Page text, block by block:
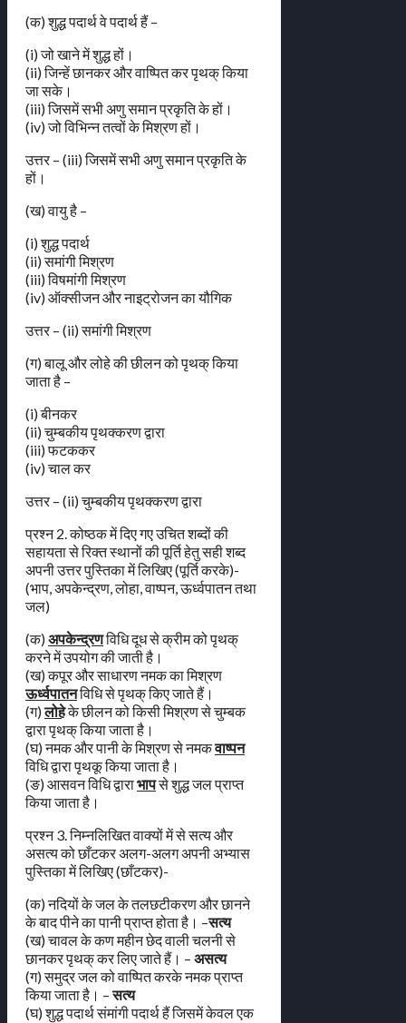
(क) शुद्ध पदार्थ वे पदार्थ हैं –
(i) जो खाने में शुद्ध हों।
(ii) जिन्हें छानकर और वाष्पित कर पृथक् किया
जा सके।
(iii) जिसमें सभी अणु समान प्रकृति के हों।
(iv) जो विभिन्न तत्वों के मिश्रण हों।
उत्तर – (iii) जिसमें सभी अणु समान प्रकृति के
हों।
(ख) वायु है –
(i) शुद्ध पदार्थ
(ii) समांगी मिश्रण
(iii) विषमांगी मिश्रण
(iv) ऑक्सीजन और नाइट्रोजन का यौगिक
उत्तर – (ii) समांगी मिश्रण
(ग) बालू और लोहे की छीलन को पृथक् किया
जाता है –
(i) बीनकर
(ii) चुम्बकीय पृथक्करण द्वारा
(iii) फटककर
(iv) चाल कर
उत्तर – (ii) चुम्बकीय पृथक्करण द्वारा
प्रश्न 2. कोष्ठक में दिए गए उचित शब्दों की
सहायता से रिक्त स्थानों की पूर्ति हेतु सही शब्द
अपनी उत्तर पुस्तिका में लिखिए (पूर्ति करके)-
(भाप, अपकेन्द्रण, लोहा, वाष्पन, ऊर्ध्वपातन तथा
जल)
(क)अपकेन्द्रणविधि दूध से क्रीम को पृथक्
करने में उपयोग की जाती है।
(ख) कपूर और साधारण नमक का मिश्रण
ऊर्ध्वपातनविधि से पृथक् किए जाते हैं।
(ग)लोहेके छीलन को किसी मिश्रण से चुम्बक
द्वारा पृथक् किया जाता है।
(घ) नमक और पानी के मिश्रण से नमकवाष्पन
विधि द्वारा पृथकू किया जाता है।
(ङ) आसवन विधि द्वाराभापसे शुद्ध जल प्राप्त
किया जाता है।
प्रश्न 3. निम्नलिखित वाक्यों में से सत्य और
असत्य को छाँटकर अलग-अलग अपनी अभ्यास
पुस्तिका में लिखिए (छाँटकर)-
(क) नदियों के जल के तलछटीकरण और छानने
के बाद पीने का पानी प्राप्त होता है। –सत्य
(ख) चावल के कण महीन छेद वाली चलनी से
छानकर पृथक् कर लिए जाते हैं। – असत्य
(ग) समुद्र जल को वाष्पित करके नमक प्राप्त
किया जाता है। –सत्य
(घ) शुद्ध पदार्थ संमांगी पदार्थ हैं जिसमें केवल एक